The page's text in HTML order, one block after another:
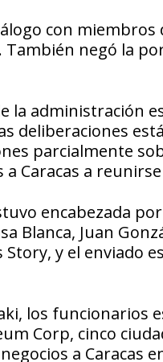
con miembros
También negó la
la administración
deliberaciones
parcialmente
Caracas a
encabezada
Blanca, Juan
y el enviado
los
Corp, cinco
a Caracas